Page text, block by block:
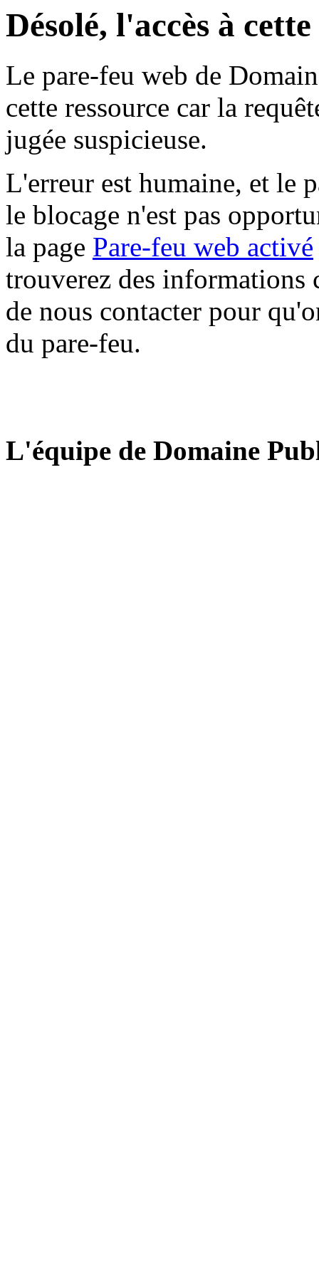
Désolé, l'accès à
Le pare-feu web de
cette ressource car la
jugée suspicieuse.
L'erreur est humaine, et le
le blocage n'est pas
la page Pare-feu web activé
trouverez des informations
de nous contacter pour
du pare-feu.
L'équipe de Domaine